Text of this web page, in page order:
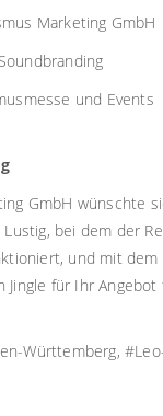
Marketing GmbH
und Events
GmbH wünschte
bei dem der
und mit dem
Jingle für Ihr
Württemberg,